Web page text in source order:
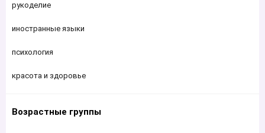
рукоделие
иностранные языки
психология
красота и здоровье
Возрастные группы